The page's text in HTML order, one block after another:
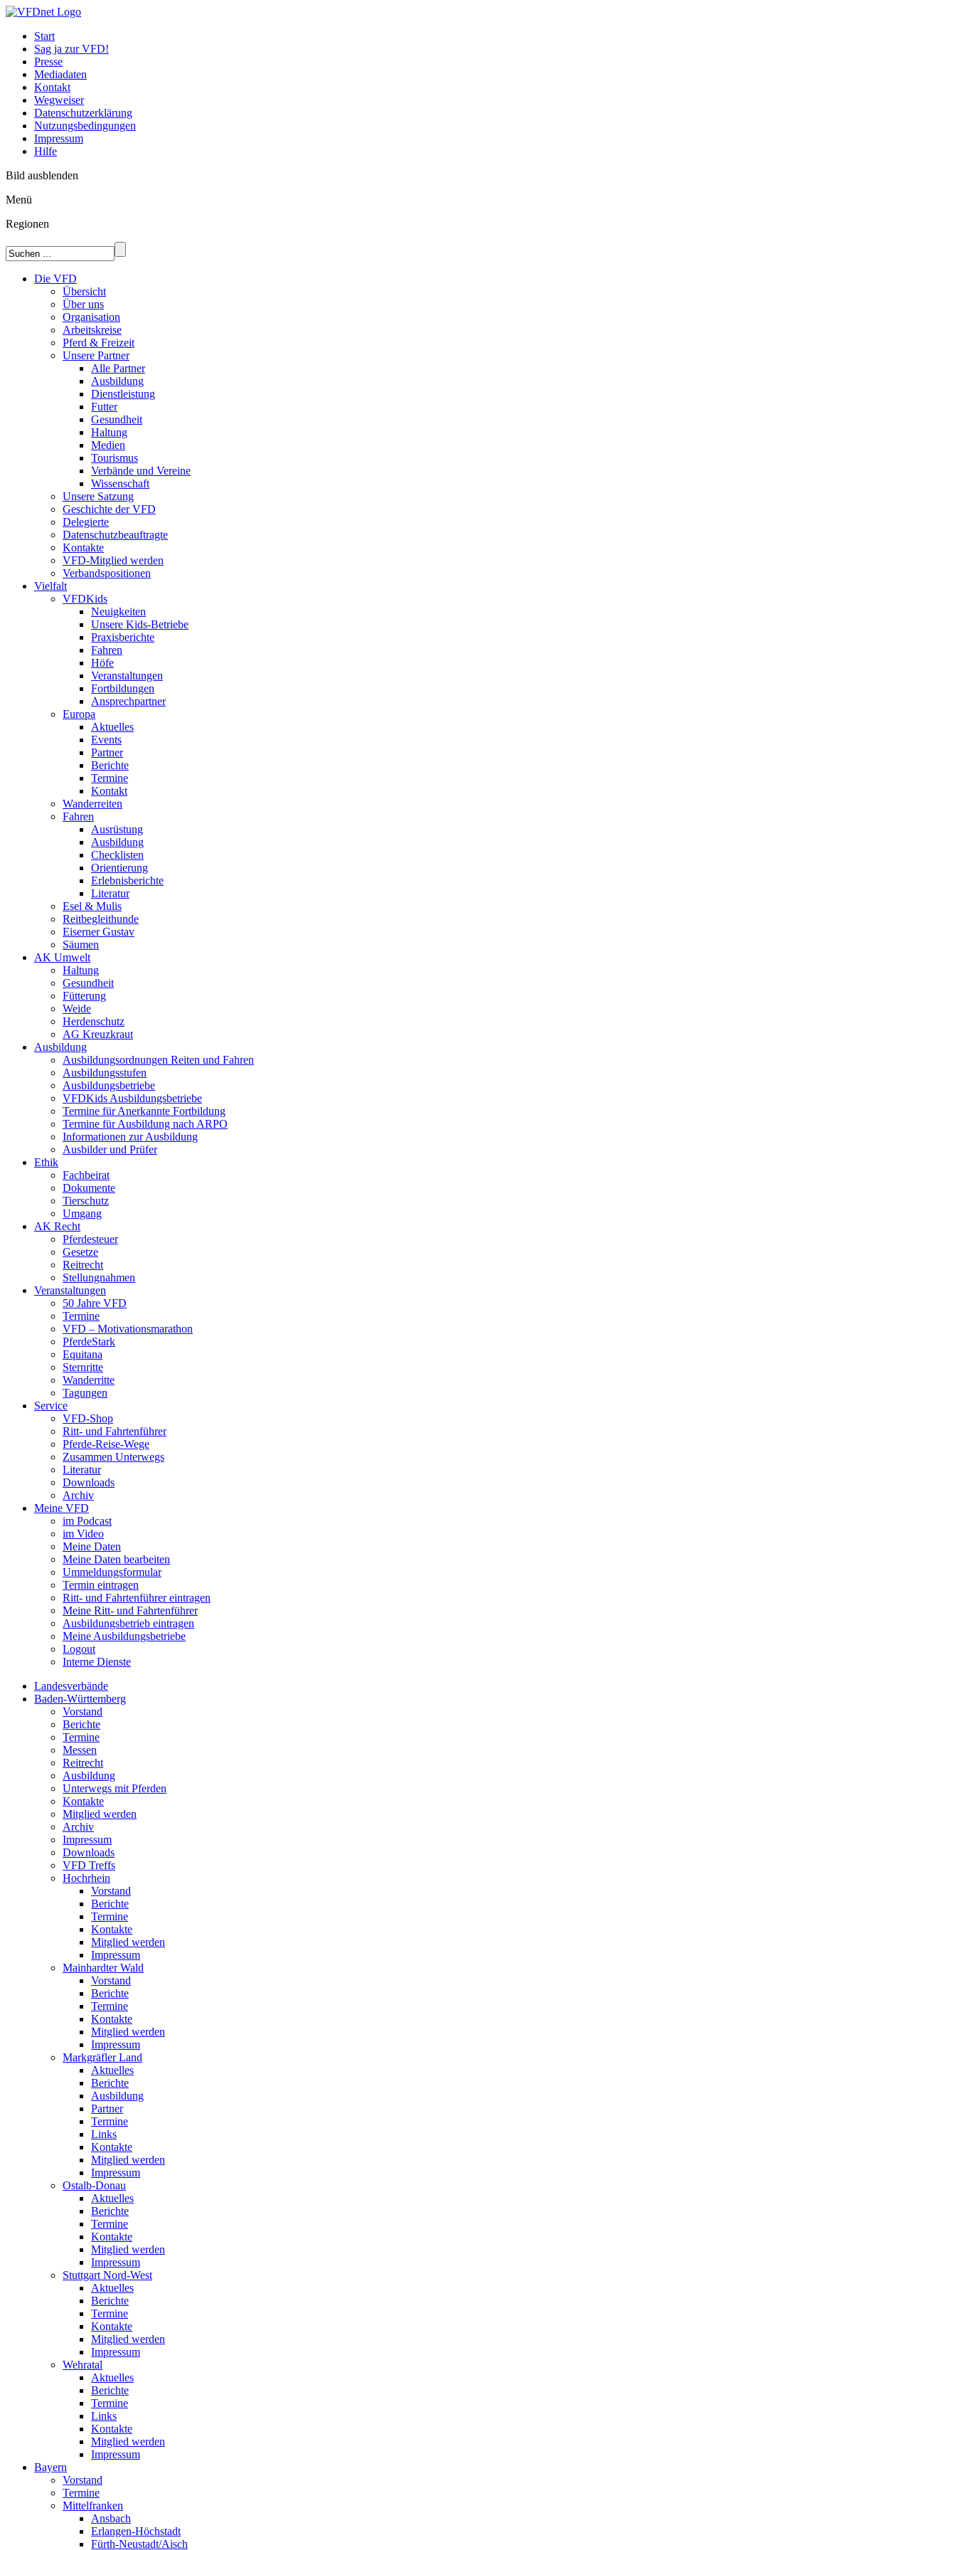
Start
Sag ja zur VFD!
Presse
Mediadaten
Kontakt
Wegweiser
Datenschutzerklärung
Nutzungsbedingungen
Impressum
Hilfe
Bild ausblenden
Menü
Regionen
Die VFD
Übersicht
Über uns
Organisation
Arbeitskreise
Pferd & Freizeit
Unsere Partner
Alle Partner
Ausbildung
Dienstleistung
Futter
Gesundheit
Haltung
Medien
Tourismus
Verbände und Vereine
Wissenschaft
Unsere Satzung
Geschichte der VFD
Delegierte
Datenschutzbeauftragte
Kontakte
VFD-Mitglied werden
Verbandspositionen
Vielfalt
VFDKids
Neuigkeiten
Unsere Kids-Betriebe
Praxisberichte
Fahren
Höfe
Veranstaltungen
Fortbildungen
Ansprechpartner
Europa
Aktuelles
Events
Partner
Berichte
Termine
Kontakt
Wanderreiten
Fahren
Ausrüstung
Ausbildung
Checklisten
Orientierung
Erlebnisberichte
Literatur
Esel & Mulis
Reitbegleithunde
Eiserner Gustav
Säumen
AK Umwelt
Haltung
Gesundheit
Fütterung
Weide
Herdenschutz
AG Kreuzkraut
Ausbildung
Ausbildungsordnungen Reiten und Fahren
Ausbildungsstufen
Ausbildungsbetriebe
VFDKids Ausbildungsbetriebe
Termine für Anerkannte Fortbildung
Termine für Ausbildung nach ARPO
Informationen zur Ausbildung
Ausbilder und Prüfer
Ethik
Fachbeirat
Dokumente
Tierschutz
Umgang
AK Recht
Pferdesteuer
Gesetze
Reitrecht
Stellungnahmen
Veranstaltungen
50 Jahre VFD
Termine
VFD – Motivationsmarathon
PferdeStark
Equitana
Sternritte
Wanderritte
Tagungen
Service
VFD-Shop
Ritt- und Fahrtenführer
Pferde-Reise-Wege
Zusammen Unterwegs
Literatur
Downloads
Archiv
Meine VFD
im Podcast
im Video
Meine Daten
Meine Daten bearbeiten
Ummeldungsformular
Termin eintragen
Ritt- und Fahrtenführer eintragen
Meine Ritt- und Fahrtenführer
Ausbildungsbetrieb eintragen
Meine Ausbildungsbetriebe
Logout
Interne Dienste
Landesverbände
Baden-Württemberg
Vorstand
Berichte
Termine
Messen
Reitrecht
Ausbildung
Unterwegs mit Pferden
Kontakte
Mitglied werden
Archiv
Impressum
Downloads
VFD Treffs
Hochrhein
Vorstand
Berichte
Termine
Kontakte
Mitglied werden
Impressum
Mainhardter Wald
Vorstand
Berichte
Termine
Kontakte
Mitglied werden
Impressum
Markgräfler Land
Aktuelles
Berichte
Ausbildung
Partner
Termine
Links
Kontakte
Mitglied werden
Impressum
Ostalb-Donau
Aktuelles
Berichte
Termine
Kontakte
Mitglied werden
Impressum
Stuttgart Nord-West
Aktuelles
Berichte
Termine
Kontakte
Mitglied werden
Impressum
Wehratal
Aktuelles
Berichte
Termine
Links
Kontakte
Mitglied werden
Impressum
Bayern
Vorstand
Termine
Mittelfranken
Ansbach
Erlangen-Höchstadt
Fürth-Neustadt/Aisch